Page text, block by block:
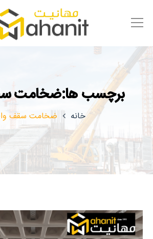
برچسب ها:ضخامت
خانه ضخامت سقف